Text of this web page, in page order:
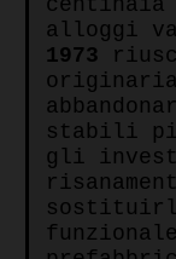
alloggi
1973
stabili
gli
sostituirli